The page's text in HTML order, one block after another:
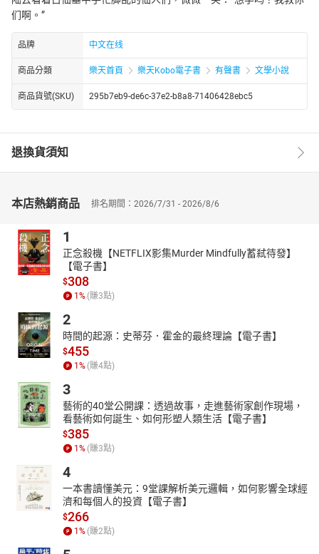
们啊。”
品牌 中文在线
商品分類 樂天首頁 樂天Kobo電子書 有聲書 文學小說
商品貨號(SKU) 295b7eb9-de6c-37e2-b8a8-71406428ebc5
退換貨須知
本店熱銷商品 排名期間：2026/7/31 - 2026/8/6
1
正念殺機【NETFLIX影集Murder Mindfully蓄弒待發】
【電子書】
$308
1% (賺3點)
2
時間的起源：史蒂芬．霍金的最終理論【電子書】
$455
1% (賺4點)
3
藝術的40堂公開課：透過故事，走進藝術家創作現場，
看藝術如何誕生、如何形塑人類生活【電子書】
$385
1% (賺3點)
4
一本書讀懂美元：9堂課解析美元邏輯，如何影響全球經
濟和每個人的投資【電子書】
$266
1% (賺2點)